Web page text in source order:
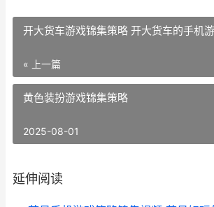
开大货车游戏锦集策略 开大货车的手机
« 上一篇
黄色装扮游戏锦集策略
2025-08-01
延伸阅读